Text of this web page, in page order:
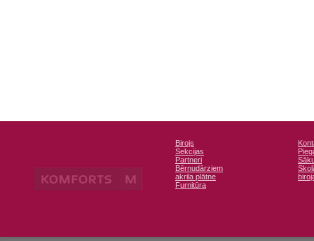
Birojs
Sekcijas
Partneri
Bērnudārziem
akrila plātne
Furnitūra